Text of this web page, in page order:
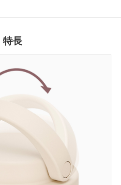
特長